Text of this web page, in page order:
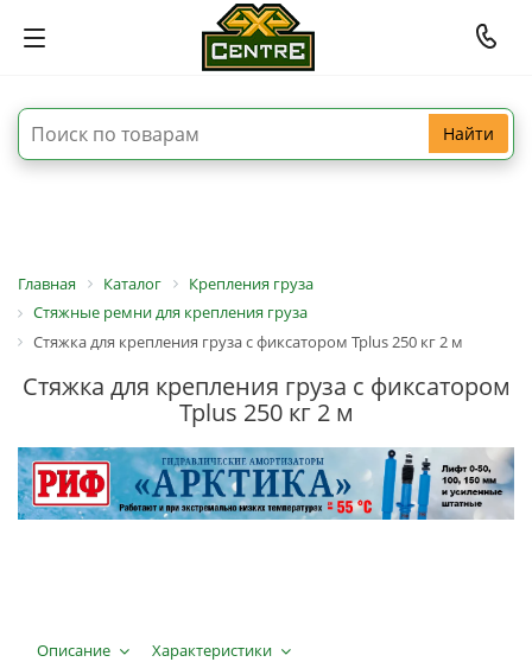
Найти
Главная Каталог
Крепления груза
Стяжные ремни для крепления груза
Стяжка для крепления груза с фиксатором Tplus 250 кг 2 м
Стяжка для крепления груза с фиксатором
Tplus 250 кг 2 м
Описание
Характеристики